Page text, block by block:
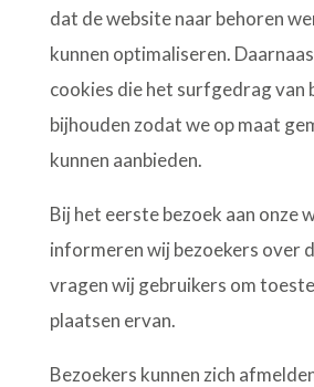
dat de website naar behoren
kunnen optimaliseren.
cookies die het surfgedrag van
bijhouden zodat we op maat
kunnen aanbieden.
Bij het eerste bezoek aan onze
informeren wij bezoekers over
vragen wij gebruikers om
plaatsen ervan.
Bezoekers kunnen zich